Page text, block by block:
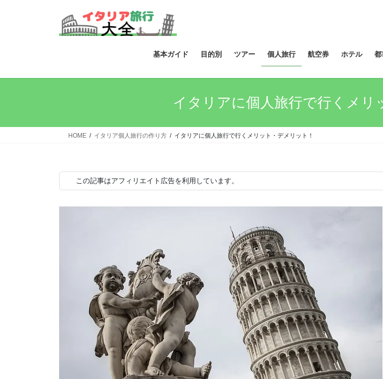
ス
ン
基本ガイド 目的別 ツアー 個人旅行 航空券 ホテル 都
イタリアに個人旅行で行くメリ
HOME イタリア個人旅行の作り方 イタリアに個人旅行で行くメリット・デメリット！
この記事はアフィリエイト広告を利用しています。